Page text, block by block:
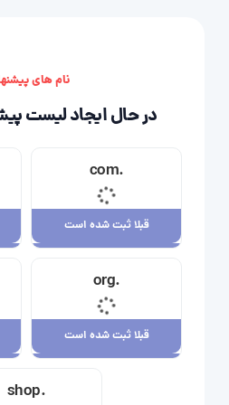
نام های
در حال ایجاد لیست
.com
قبلا ثبت شده است
23,710,000 ریال
.org
قبلا ثبت شده است
.shop